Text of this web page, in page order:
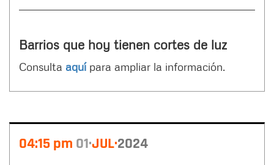
Barrios que hoy tienen cortes de luz
Consulta aquípara ampliar la información.
04:15 pm 01 JUL 2024